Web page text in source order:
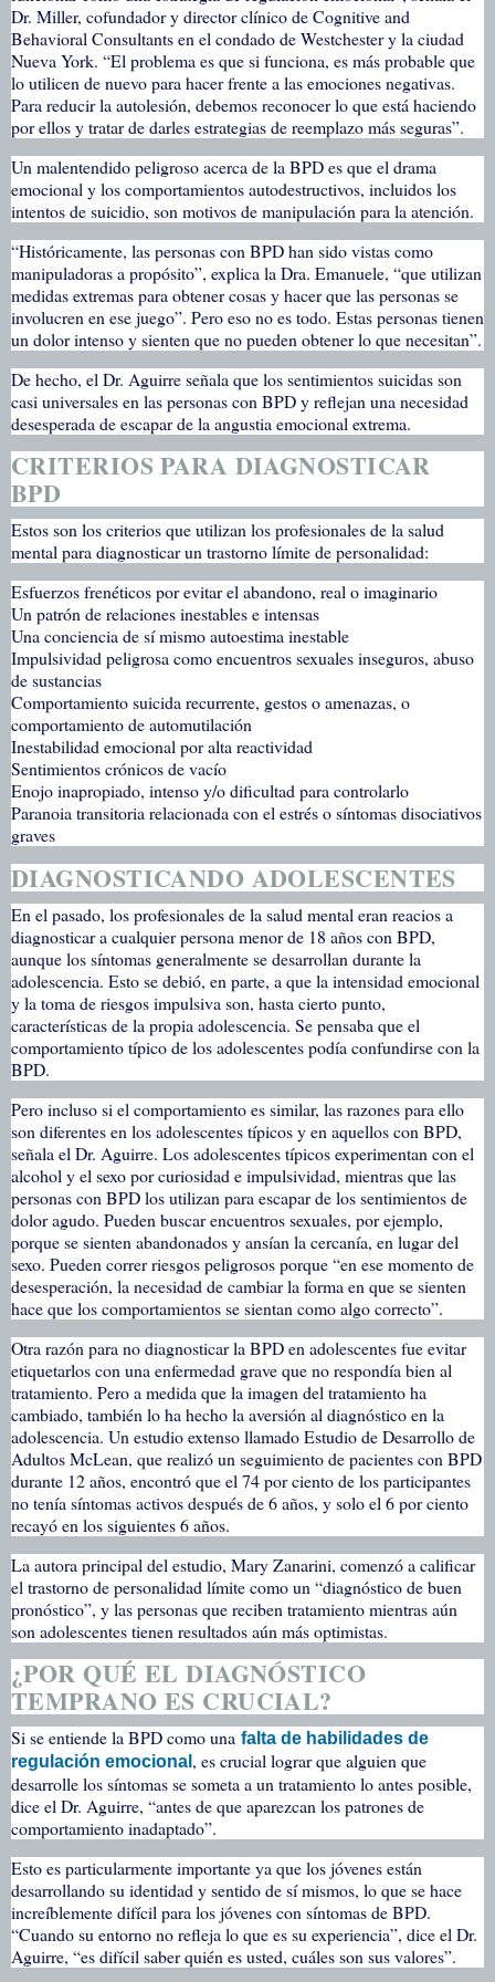
Dr. Miller, cofundador y director clínico de Cognitive and
Behavioral Consultants en el condado de Westchester y la ciudad
Nueva York. “El problema es que si funciona, es más probable que
lo utilicen de nuevo para hacer frente a las emociones negativas.
Para reducir la autolesión, debemos reconocer lo que está haciendo
por ellos y tratar de darles estrategias de reemplazo más seguras”.
Un malentendido peligroso acerca de la BPD es que el drama
emocional y los comportamientos autodestructivos, incluidos los
intentos de suicidio, son motivos de manipulación para la atención.
“Históricamente, las personas con BPD han sido vistas como
manipuladoras a propósito”, explica la Dra. Emanuele, “que utilizan
medidas extremas para obtener cosas y hacer que las personas se
involucren en ese juego”. Pero eso no es todo. Estas personas tienen
un dolor intenso y sienten que no pueden obtener lo que necesitan”.
De hecho, el Dr. Aguirre señala que los sentimientos suicidas son
casi universales en las personas con BPD y reflejan una necesidad
desesperada de escapar de la angustia emocional extrema.
CRITERIOS PARA DIAGNOSTICAR
BPD
Estos son los criterios que utilizan los profesionales de la salud
mental para diagnosticar un trastorno límite de personalidad:
Esfuerzos frenéticos por evitar el abandono, real o imaginario
Un patrón de relaciones inestables e intensas
Una conciencia de sí mismo autoestima inestable
Impulsividad peligrosa como encuentros sexuales inseguros, abuso
de sustancias
Comportamiento suicida recurrente, gestos o amenazas, o
comportamiento de automutilación
Inestabilidad emocional por alta reactividad
Sentimientos crónicos de vacío
Enojo inapropiado, intenso y/o dificultad para controlarlo
Paranoia transitoria relacionada con el estrés o síntomas disociativos
graves
DIAGNOSTICANDO ADOLESCENTES
En el pasado, los profesionales de la salud mental eran reacios a
diagnosticar a cualquier persona menor de 18 años con BPD,
aunque los síntomas generalmente se desarrollan durante la
adolescencia. Esto se debió, en parte, a que la intensidad emocional
y la toma de riesgos impulsiva son, hasta cierto punto,
características de la propia adolescencia. Se pensaba que el
comportamiento típico de los adolescentes podía confundirse con la
BPD.
Pero incluso si el comportamiento es similar, las razones para ello
son diferentes en los adolescentes típicos y en aquellos con BPD,
señala el Dr. Aguirre. Los adolescentes típicos experimentan con el
alcohol y el sexo por curiosidad e impulsividad, mientras que las
personas con BPD los utilizan para escapar de los sentimientos de
dolor agudo. Pueden buscar encuentros sexuales, por ejemplo,
porque se sienten abandonados y ansían la cercanía, en lugar del
sexo. Pueden correr riesgos peligrosos porque “en ese momento de
desesperación, la necesidad de cambiar la forma en que se sienten
hace que los comportamientos se sientan como algo correcto”.
Otra razón para no diagnosticar la BPD en adolescentes fue evitar
etiquetarlos con una enfermedad grave que no respondía bien al
tratamiento. Pero a medida que la imagen del tratamiento ha
cambiado, también lo ha hecho la aversión al diagnóstico en la
adolescencia. Un estudio extenso llamado Estudio de Desarrollo de
Adultos McLean, que realizó un seguimiento de pacientes con BPD
durante 12 años, encontró que el 74 por ciento de los participantes
no tenía síntomas activos después de 6 años, y solo el 6 por ciento
recayó en los siguientes 6 años.
La autora principal del estudio, Mary Zanarini, comenzó a calificar
el trastorno de personalidad límite como un “diagnóstico de buen
pronóstico”, y las personas que reciben tratamiento mientras aún
son adolescentes tienen resultados aún más optimistas.
¿POR QUÉ EL DIAGNÓSTICO
TEMPRANO ES CRUCIAL?
Si se entiende la BPD como una falta de habilidades de
regulación emocional , es crucial lograr que alguien que
desarrolle los síntomas se someta a un tratamiento lo antes posible,
dice el Dr. Aguirre, “antes de que aparezcan los patrones de
comportamiento inadaptado”.
Esto es particularmente importante ya que los jóvenes están
desarrollando su identidad y sentido de sí mismos, lo que se hace
increíblemente difícil para los jóvenes con síntomas de BPD.
“Cuando su entorno no refleja lo que es su experiencia”, dice el Dr.
Aguirre, “es difícil saber quién es usted, cuáles son sus valores”.